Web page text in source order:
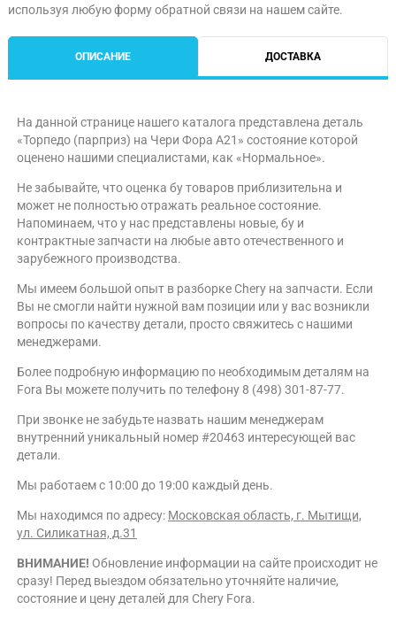
используя любую форму обратной связи на нашем сайте.
ОПИСАНИЕ ДОСТАВКА
На данной странице нашего каталога представлена деталь
«Торпедо (парприз) на Чери Фора A21» состояние которой
оценено нашими специалистами, как «Нормальное».
Не забывайте, что оценка бу товаров приблизительна и
может не полностью отражать реальное состояние.
Напоминаем, что у нас представлены новые, бу и
контрактные запчасти на любые авто отечественного и
зарубежного производства.
Мы имеем большой опыт в разборке Chery на запчасти. Если
Вы не смогли найти нужной вам позиции или у вас возникли
вопросы по качеству детали, просто свяжитесь с нашими
менеджерами.
Более подробную информацию по необходимым деталям на
Fora Вы можете получить по телефону 8 (498) 301-87-77.
При звонке не забудьте назвать нашим менеджерам
внутренний уникальный номер #20463 интересующей вас
детали.
Мы работаем с 10:00 до 19:00 каждый день.
Мы находимся по адресу: Московская область, г. Мытищи,
ул. Силикатная, д.31
ВНИМАНИЕ! Обновление информации на сайте происходит не
сразу! Перед выездом обязательно уточняйте наличие,
состояние и цену деталей для Chery Fora.